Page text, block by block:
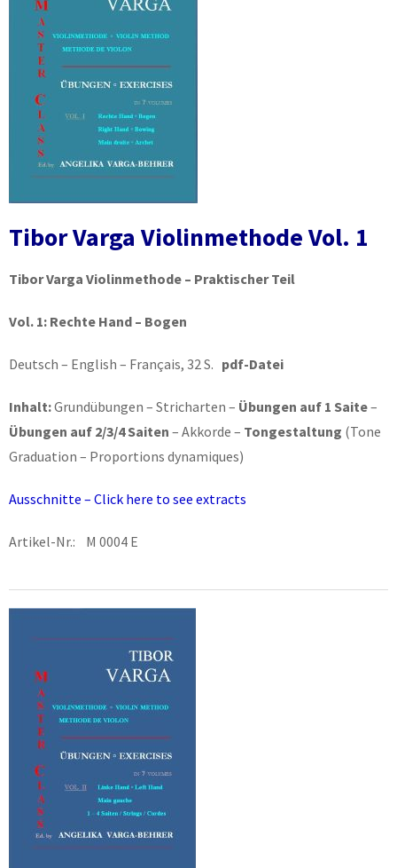
Tibor Varga Violinmethode Vol. 1
Tibor Varga Violinmethode – Praktischer Teil
Vol. 1: Rechte Hand – Bogen
Deutsch – English – Français, 32 S. pdf-Datei
Inhalt:Grundübungen – Stricharten – Übungen auf 1 Saite–
Übungen auf 2/3/4 Saiten – Akkorde – Tongestaltung (Tone
Graduation – Proportions dynamiques)
Ausschnitte – Click here to see extracts
Artikel-Nr.: M 0004 E